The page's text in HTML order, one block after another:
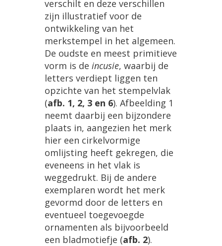
verschilt en deze verschillen
zijn illustratief voor de
ontwikkeling van het
merkstempel in het algemeen.
De oudste en meest primitieve
vorm is de incusie, waarbij de
letters verdiept liggen ten
opzichte van het stempelvlak
(afb. 1, 2, 3 en 6). Afbeelding 1
neemt daarbij een bijzondere
plaats in, aangezien het merk
hier een cirkelvormige
omlijsting heeft gekregen, die
eveneens in het vlak is
weggedrukt. Bij de andere
exemplaren wordt het merk
gevormd door de letters en
eventueel toegevoegde
ornamenten als bijvoorbeeld
een bladmotiefje (afb. 2).